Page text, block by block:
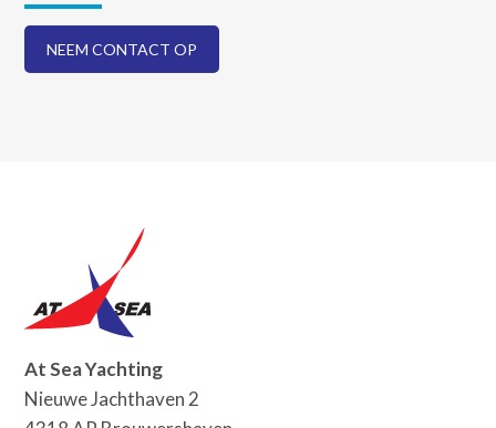
NEEM CONTACT OP
At Sea Yachting
Nieuwe Jachthaven 2